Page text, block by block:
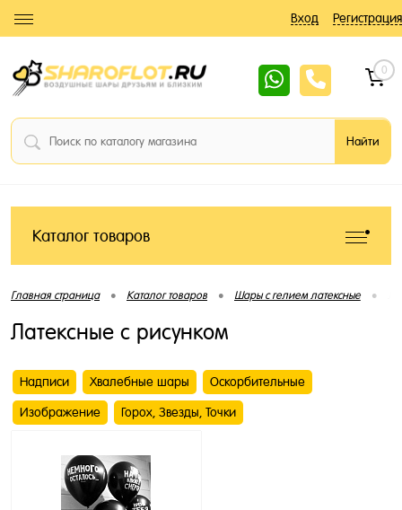
Вход Регистрация
0
Каталог товаров
Главная страница • Каталог товаров • Шары с гелием латексные •
Латексные с рисунком
Надписи Хвалебные шары Оскорбительные
Изображение Горох, Звезды, Точки